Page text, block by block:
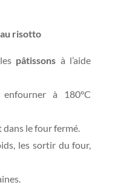
risotto
pâtissons à l’aide
à 180°C
le four fermé.
les sortir du four,